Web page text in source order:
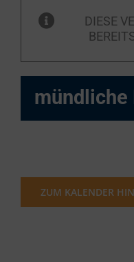
DIESE
mündliche
ZUM KALENDER